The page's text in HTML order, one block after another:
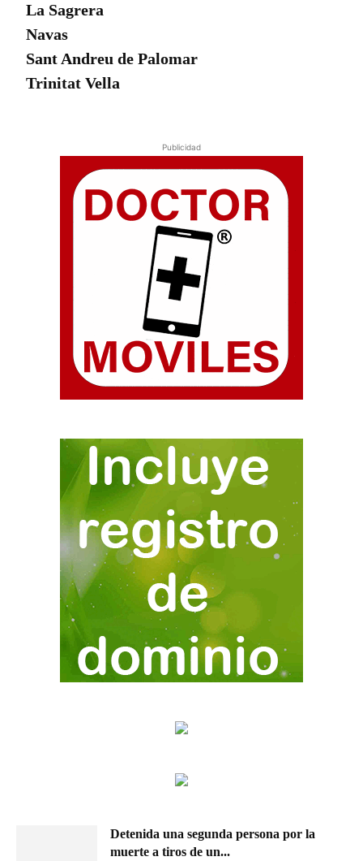
La Sagrera
Navas
Sant Andreu de Palomar
Trinitat Vella
Publicidad
Detenida una segunda persona por la
muerte a tiros de un...